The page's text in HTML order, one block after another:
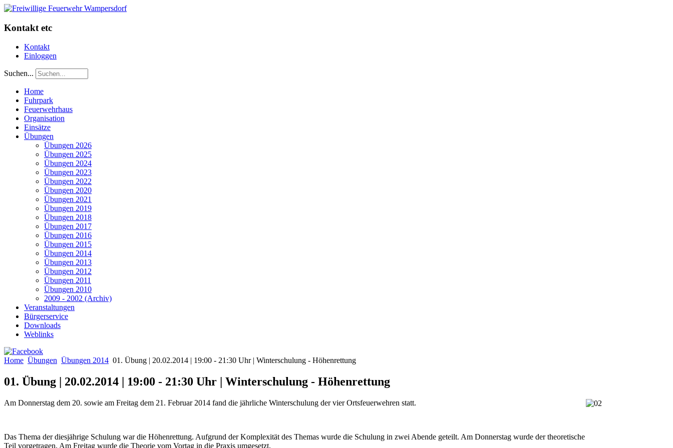
Kontakt etc
Kontakt
Einloggen
Suchen...
Home
Fuhrpark
Feuerwehrhaus
Organisation
Einsätze
Übungen
Übungen 2026
Übungen 2025
Übungen 2024
Übungen 2023
Übungen 2022
Übungen 2020
Übungen 2021
Übungen 2019
Übungen 2018
Übungen 2017
Übungen 2016
Übungen 2015
Übungen 2014
Übungen 2013
Übungen 2012
Übungen 2011
Übungen 2010
2009 - 2002 (Archiv)
Veranstaltungen
Bürgerservice
Downloads
Weblinks
Home Übungen Übungen 2014 01. Übung | 20.02.2014 | 19:00 - 21:30 Uhr | Winterschulung - Höhenrettung
01. Übung | 20.02.2014 | 19:00 - 21:30 Uhr | Winterschulung - Höhenrettung
Am Donnerstag dem 20. sowie am Freitag dem 21. Februar 2014 fand die jährliche Winterschulung der vier Ortsfeuerwehren statt.
Das Thema der diesjährige Schulung war die Höhenrettung. Aufgrund der Komplexität des Themas wurde die Schulung in zwei Abende geteilt. Am Donnerstag wurde der theoretische
Teil vorgetragen. Am Freitag wurde die Theorie vom Vortag in die Praxis umgesetzt.